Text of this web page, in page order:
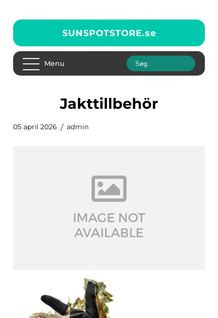
SUNSPOTSTORE.se
Menu
Jakttillbehör
05 april 2026 admin